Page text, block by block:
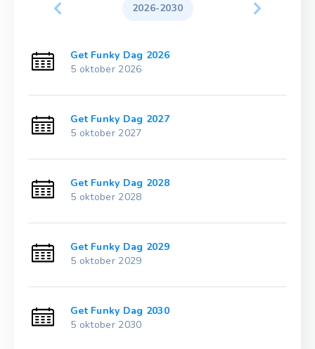
2026-2030
Get Funky Dag 2026
5 oktober 2026
Get Funky Dag 2027
5 oktober 2027
Get Funky Dag 2028
5 oktober 2028
Get Funky Dag 2029
5 oktober 2029
Get Funky Dag 2030
5 oktober 2030